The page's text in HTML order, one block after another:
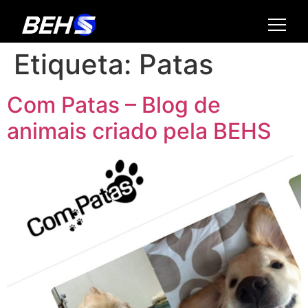
Etiqueta: Patas
Com Patas – Blog de
animais criado pela BEHS